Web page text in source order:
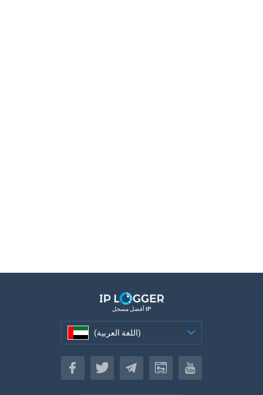
أفضل مسجل IP
(اللغة العربية)
(اللغة العربية)